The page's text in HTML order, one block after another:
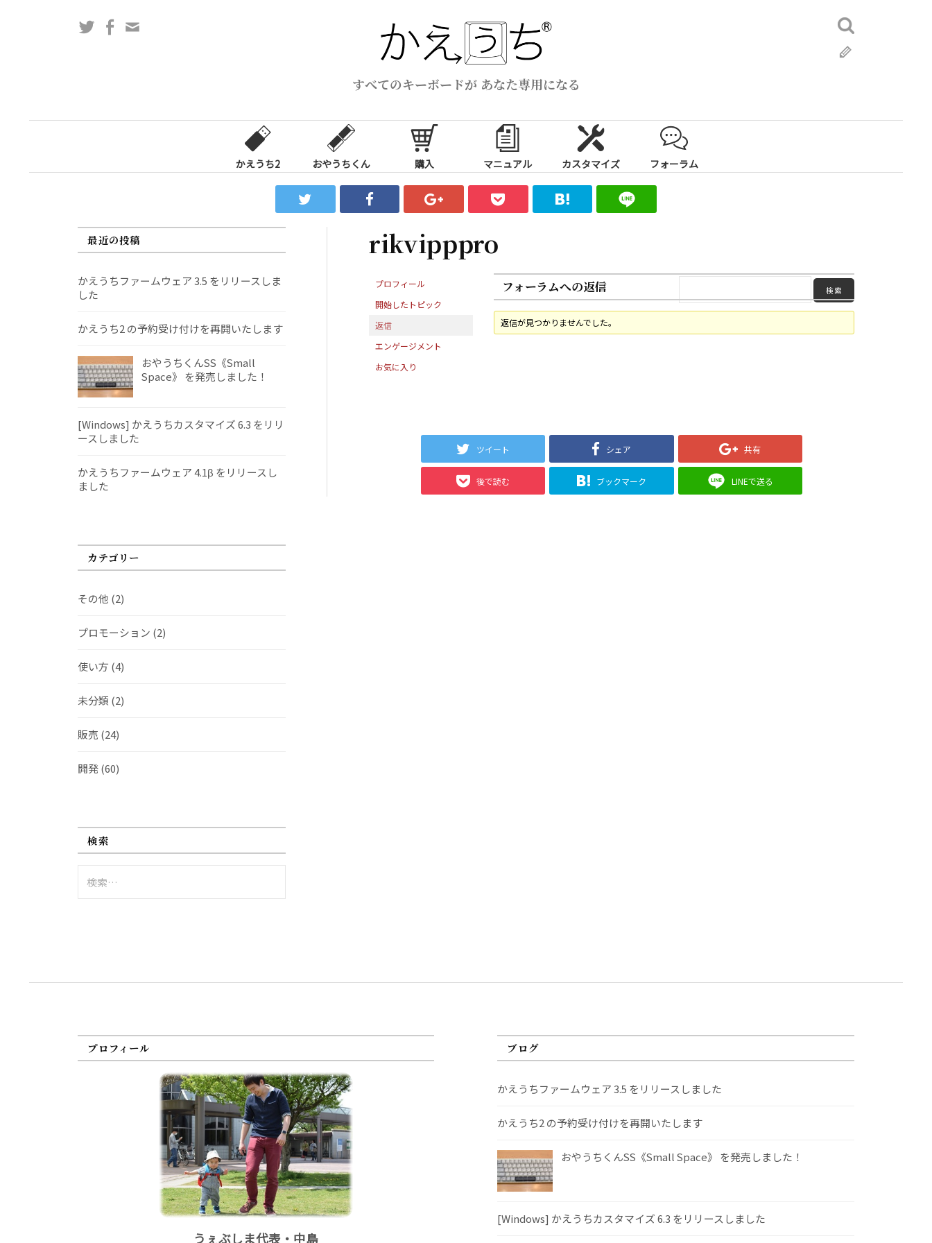
ス
すべてのキーボードが あなた専用になる
TwitterFacebook
検
索:
かえうち2 おやうちくん 購入 マニュアル カスタマイズ フォーラム
rikvipppro
プロフィール
開始したトピック
返信
エンゲージメント
お気に入り
フォーラムへの返信
返信が見つかりませんでした。
ツイート シェア 共有
後で読む ブックマーク LINEで送る
最近の投稿
かえうちファームウェア 3.5 をリリースしま
した
かえうち2 の予約受け付けを再開いたします
おやうちくんSS《Small
Space》 を発売しました！
[Windows] かえうちカスタマイズ 6.3 をリリ
ースしました
かえうちファームウェア 4.1β をリリースし
ました
カテゴリー
その他 (2)
プロモーション (2)
使い方 (4)
未分類 (2)
販売 (24)
開発(60)
検索
索:
プロフィール
うぇぶしま代表・中島
ブログ
かえうちファームウェア 3.5 をリリースしました
かえうち2 の予約受け付けを再開いたします
おやうちくんSS《Small Space》 を発売しました！
[Windows] かえうちカスタマイズ 6.3 をリリースしました